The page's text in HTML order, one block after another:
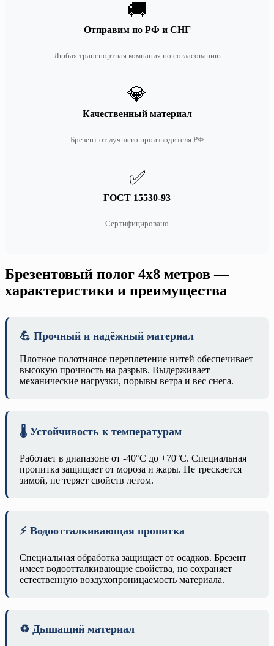
🚚
Отправим по РФ и СНГ
Любая транспортная компания по согласованию
💎
Качественный материал
Брезент от лучшего производителя РФ
✅
ГОСТ 15530-93
Сертифицировано
Брезентовый полог 4х8 метров —
характеристики и преимущества
💪 Прочный и надёжный материал
Плотное полотняное переплетение нитей обеспечивает
высокую прочность на разрыв. Выдерживает
механические нагрузки, порывы ветра и вес снега.
🌡️ Устойчивость к температурам
Работает в диапазоне от -40°C до +70°C. Специальная
пропитка защищает от мороза и жары. Не трескается
зимой, не теряет свойств летом.
⚡ Водоотталкивающая пропитка
Специальная обработка защищает от осадков. Брезент
имеет водоотталкивающие свойства, но сохраняет
естественную воздухопроницаемость материала.
♻️ Дышащий материал